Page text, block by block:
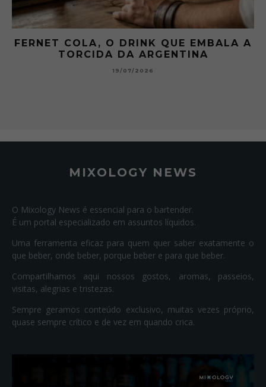
GIBSON: O PICLES QUE MUDOU A
HISTÓRIA DOS MARTINI
15/07/2026
MIXOLOGY NEWS
O Mixology News é essencial para o bartender.
É um portal especializado em assuntos líquidos.
Uma ferramenta eficaz para quem quer saber exatamente o
que beber, onde beber, porque beber e para que beber.
Compartilhamos aqui nossos gostos, aromas, passeios,
visitas, alegrias e tristezas.
Sempre geramos conteúdo exclusivo, muitas vezes próprio,
quase sempre crítico e de vez em quando crica.